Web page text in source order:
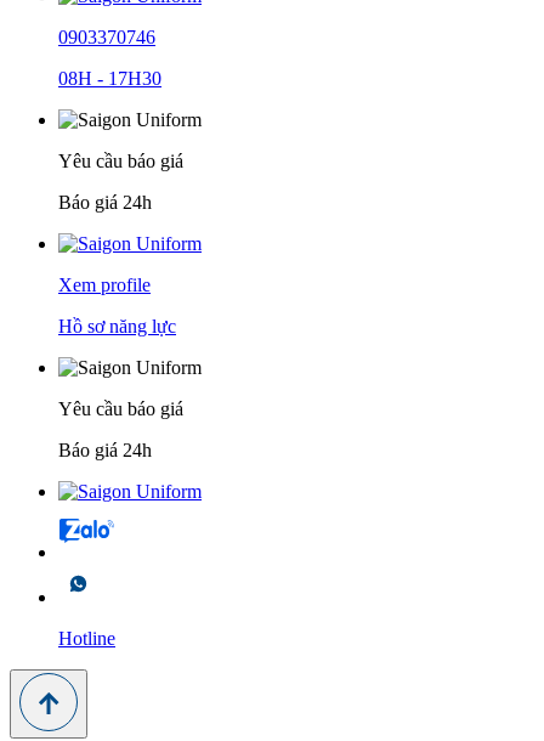
0903370746
08H - 17H30
Yêu cầu báo giá
Báo giá 24h
Xem profile
Hồ sơ năng lực
Yêu cầu báo giá
Báo giá 24h
Hotline